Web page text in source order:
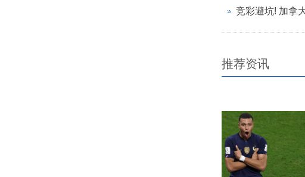
推荐资讯